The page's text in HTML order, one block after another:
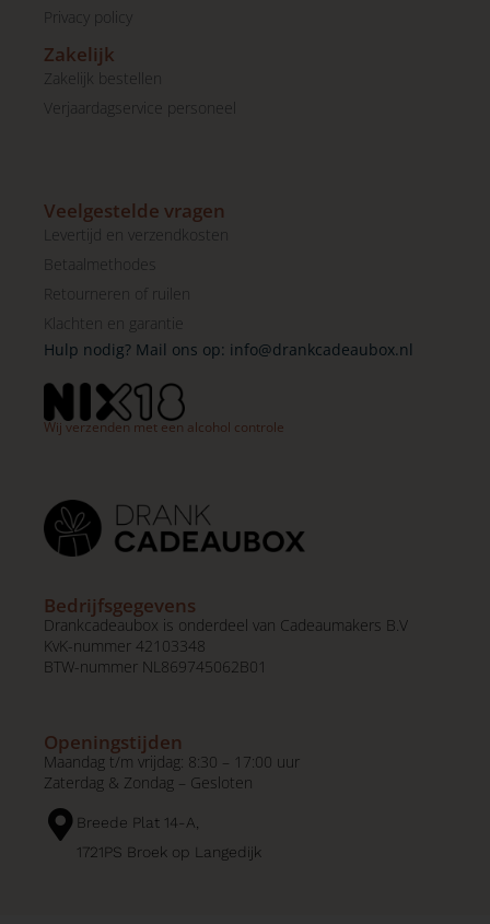
Privacy policy
Zakelijk
Zakelijk bestellen
Verjaardagservice personeel
Veelgestelde vragen
Levertijd en verzendkosten
Betaalmethodes
Retourneren of ruilen
Klachten en garantie
Hulp nodig? Mail ons op: info@drankcadeaubox.nl
Wij verzenden met een alcohol controle
Bedrijfsgegevens
Drankcadeaubox is onderdeel van Cadeaumakers B.V
KvK-nummer 42103348
BTW-nummer NL869745062B01
Openingstijden
Maandag t/m vrijdag: 8:30 – 17:00 uur
Zaterdag & Zondag – Gesloten
Breede Plat 14-A,
1721PS Broek op Langedijk